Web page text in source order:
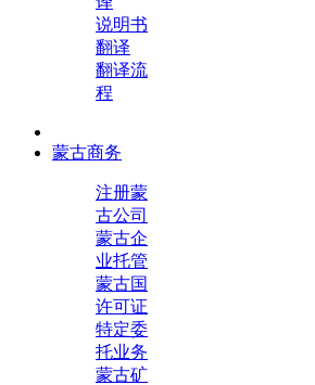
说明书
翻译
翻译流
程
蒙古商务
注册蒙
古公司
蒙古企
业托管
蒙古国
许可证
特定委
托业务
蒙古矿